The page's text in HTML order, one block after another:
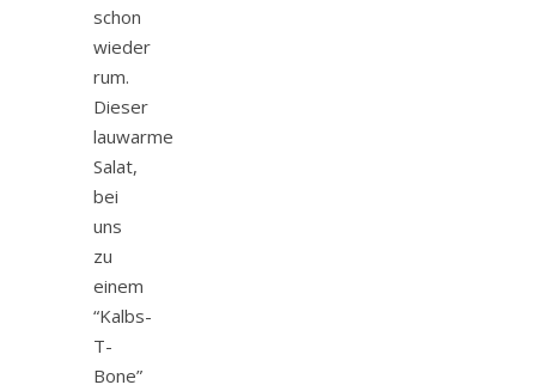
schon
wieder
rum.
Dieser
lauwarme
Salat,
bei
uns
zu
einem
“Kalbs-
T-
Bone”